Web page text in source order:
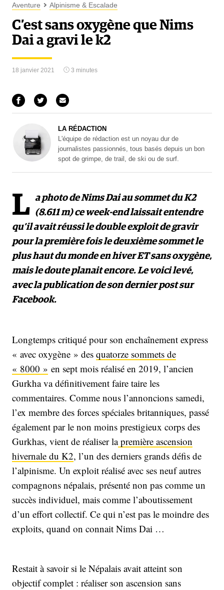
Aventure Alpinisme & Escalade
C’est sans oxygène que Nims
Dai a gravi le k2
18 janvier 2021 3 minutes
LA RÉDACTION
L'équipe de rédaction est un noyau dur de
journalistes passionnés, tous basés depuis un bon
spot de grimpe, de trail, de ski ou de surf.
L a photo de Nims Dai au sommet du K2
(8.611 m) ce week-end laissait entendre
qu’il avait réussi le double exploit de gravir
pour la première fois le deuxième sommet le
plus haut du monde en hiver ET sans oxygène,
mais le doute planait encore. Le voici levé,
avec la publication de son dernier post sur
Facebook.
Longtemps critiqué pour son enchaînement express
« avec oxygène » des quatorze sommets de
« 8000 » en sept mois réalisé en 2019, l’ancien
Gurkha va définitivement faire taire les
commentaires. Comme nous l’annoncions samedi,
l’ex membre des forces spéciales britanniques, passé
également par le non moins prestigieux corps des
Gurkhas, vient de réaliser lapremière ascension
hivernale du K2, l’un des derniers grands défis de
l’alpinisme. Un exploit réalisé avec ses neuf autres
compagnons népalais, présenté non pas comme un
succès individuel, mais comme l’aboutissement
d’un effort collectif. Ce qui n’est pas le moindre des
exploits, quand on connait Nims Dai …
Restait à savoir si le Népalais avait atteint son
objectif complet : réaliser son ascension sans